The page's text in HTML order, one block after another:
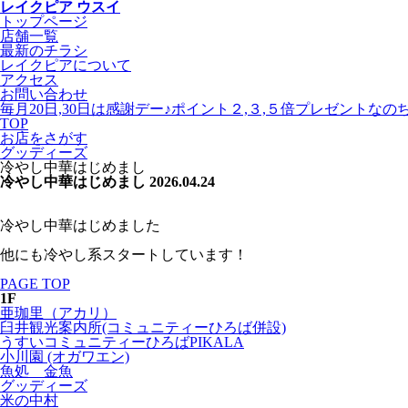
レイクピア ウスイ
トップページ
店舗一覧
最新のチラシ
レイクピアについて
アクセス
お問い合わせ
毎月20日,30日は感謝デー♪ポイント２,３,５倍プレゼントなの
TOP
お店をさがす
グッディーズ
冷やし中華はじめまし
冷やし中華はじめまし 2026.04.24
冷やし中華はじめました
他にも冷やし系スタートしています！
PAGE TOP
1F
亜珈里（アカリ）
臼井観光案内所(コミュニティーひろば併設)
うすいコミュニティーひろばPIKALA
小川園 (オガワエン)
魚処 金魚
グッディーズ
米の中村